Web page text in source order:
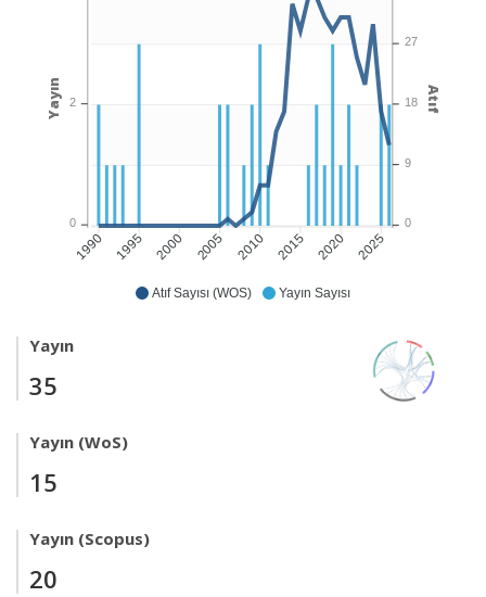
Atıf Sayısı (WOS) Yayın Sayısı
1990 1995 2000 2005 2010 2015 2020 2025
27
18
9
0
Atıf
2
0
Yayın
Yayın
35
Yayın (WoS)
15
Yayın (Scopus)
20